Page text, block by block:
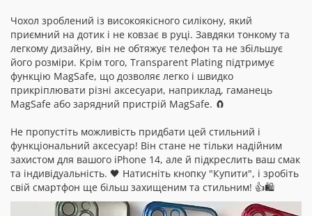
Чохол зроблений із високоякісного силікону, який
приємний на дотик і не ковзає в руці. Завдяки тонкому та
легкому дизайну, він не обтяжує телефон та не збільшує
його розміри. Крім того, Transparent Plating підтримує
функцію MagSafe, що дозволяє легко і швидко
прикріплювати різні аксесуари, наприклад, гаманець
MagSafe або зарядний пристрій MagSafe. 🧲
Не пропустіть можливість придбати цей стильний і
функціональний аксесуар! Він стане не тільки надійним
захистом для вашого iPhone 14, але й підкреслить ваш смак
та індивідуальність. 🖤 Натисніть кнопку "Купити", і зробіть
свій смартфон ще більш захищеним та стильним! 👍🛍